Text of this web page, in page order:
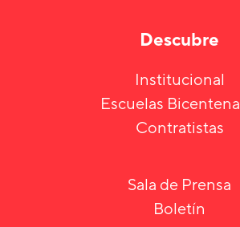
Descubre
Institucional
Escuelas
Contratistas
Sala de Prensa
Boletín